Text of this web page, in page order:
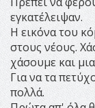
εγκατέλειψαν.
Η εικόνα του
στους νέους.
χάσουμε και
Για να τα
πολλά.